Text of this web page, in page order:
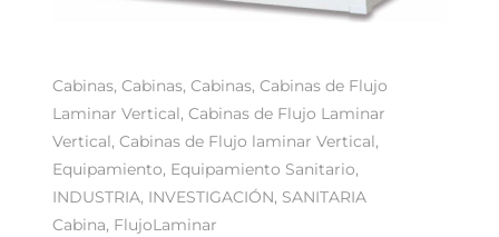
Cabinas, Cabinas, Cabinas, Cabinas de Flujo
Laminar Vertical, Cabinas de Flujo Laminar
Vertical, Cabinas de Flujo laminar Vertical,
Equipamiento, Equipamiento Sanitario,
INDUSTRIA, INVESTIGACIÓN, SANITARIA
Cabina, FlujoLaminar